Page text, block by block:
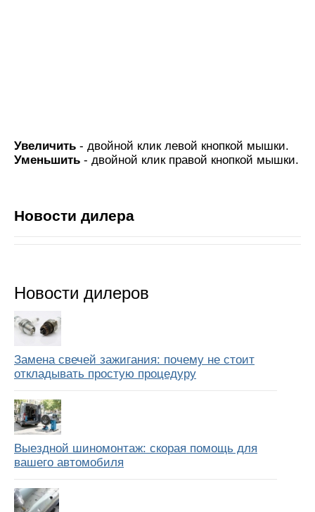
Увеличить - двойной клик левой кнопкой мышки.
Уменьшить - двойной клик правой кнопкой мышки.
Новости дилера
Новости дилеров
Замена свечей зажигания: почему не стоит
откладывать простую процедуру
Выездной шиномонтаж: скорая помощь для
вашего автомобиля